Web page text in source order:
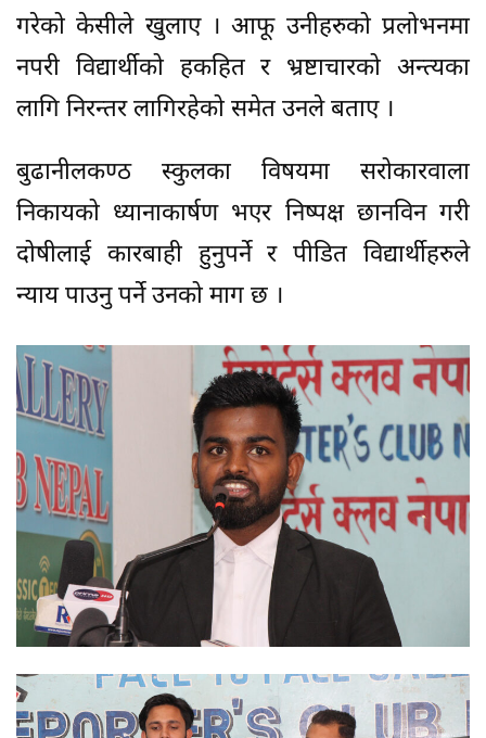
गरेको केसीले खुलाए । आफू उनीहरुको प्रलोभनमा
नपरी विद्यार्थीको हकहित र भ्रष्टाचारको अन्त्यका
लागि निरन्तर लागिरहेको समेत उनले बताए ।
बुढानीलकण्ठ स्कुलका विषयमा सरोकारवाला
निकायको ध्यानाकार्षण भएर निष्पक्ष छानविन गरी
दोषीलाई कारबाही हुनुपर्ने र पीडित विद्यार्थीहरुले
न्याय पाउनु पर्ने उनको माग छ ।